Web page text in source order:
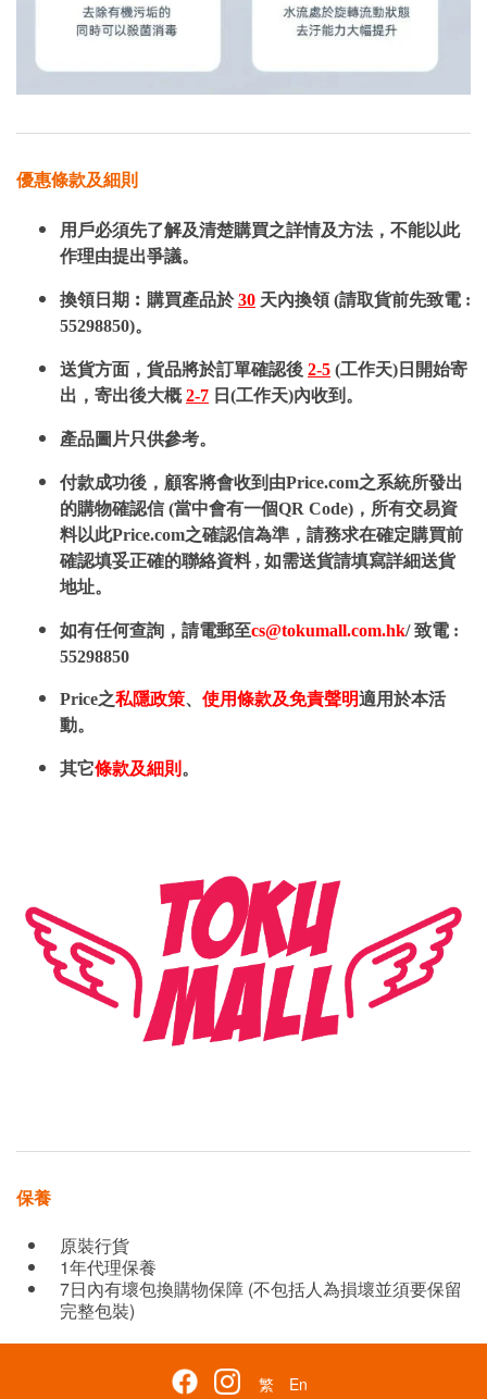
優惠條款及細則
用戶必須先了解及清楚購買之詳情及方法，不能以此
作理由提出爭議。
換領日期︰購買產品於30 天內換領 (請取貨前先致電 :
55298850)。
送貨方面，貨品將於訂單確認後 2-5 (工作天)日開始寄
出，寄出後大概2-7 日(工作天)內收到。
產品圖片只供參考。
付款成功後，顧客將會收到由Price.com之系統所發出
的購物確認信 (當中會有一個QR Code)，所有交易資
料以此Price.com之確認信為準，請務求在確定購買前
確認填妥正確的聯絡資料 , 如需送貨請填寫詳細送貨
地址。
如有任何查詢，請電郵至cs@tokumall.com.hk/ 致電 :
55298850
Price之私隱政策、 使用條款及免責聲明適用於本活
動。
其它條款及細則 。
保養
原裝行貨
1年代理保養
7日內有壞包換購物保障 (不包括人為損壞並須要保留
完整包裝)
繁 En